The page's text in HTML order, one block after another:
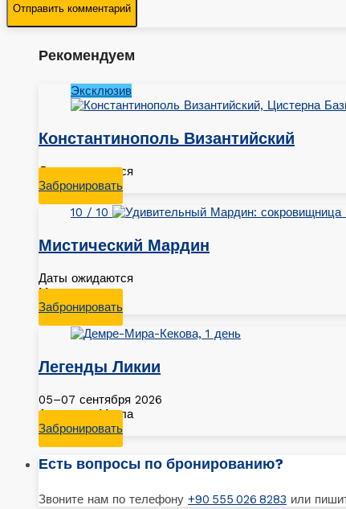
Рекомендуем
Эксклюзив
Константинополь Византийский
Даты ожидаются
Забронировать
10 / 10
Мистический Мардин
Даты ожидаются
Мардин
Забронировать
Легенды Ликии
05–07 сентября 2026
Анталья - Мугла
Забронировать
Есть вопросы по бронированию?
Звоните нам по телефону +90 555 026 8283 или